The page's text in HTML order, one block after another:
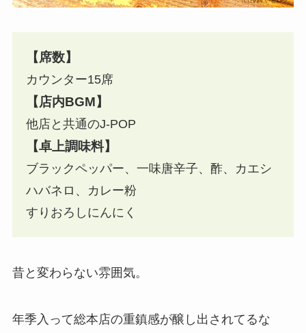
【席数】
カウンター15席
【店内BGM】
他店と共通のJ-POP
【卓上調味料】
ブラックペッパー、一味唐辛子、酢、カエシ
ハバネロ、カレー粉
すりおろしにんにく
昔と変わらない雰囲気。
年季入って総本店の重鎮感が醸し出されてるな